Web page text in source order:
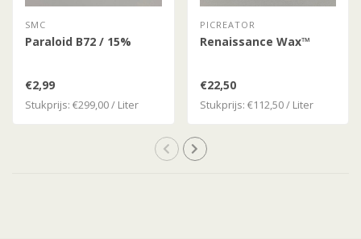
SMC
Paraloid B72 / 15%
€2,99
Stukprijs: €299,00 / Liter
PICREATOR
Renaissance Wax™
€22,50
Stukprijs: €112,50 / Liter